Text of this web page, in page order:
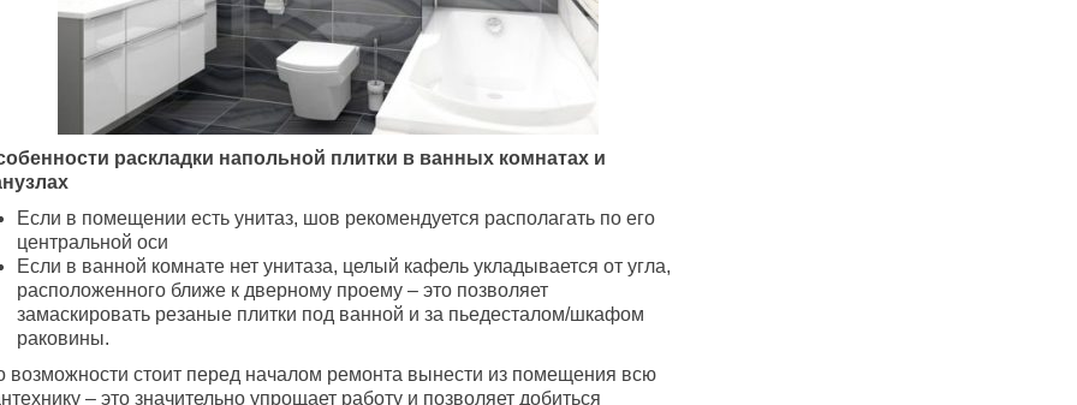
раскладки напольной плитки в ванных комнатах и
Если в помещении есть унитаз, шов рекомендуется располагать по его
центральной оси
Если в ванной комнате нет унитаза, целый кафель укладывается от угла,
расположенного ближе к дверному проему – это позволяет
замаскировать резаные плитки под ванной и за пьедесталом/шкафом
раковины.
возможности стоит перед началом ремонта вынести из помещения всю
– это значительно упрощает работу и позволяет добиться